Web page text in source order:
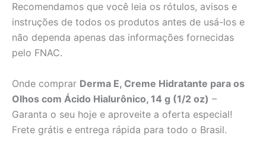
Recomendamos que você leia os rótulos, avisos e
instruções de todos os produtos antes de usá-los e
não dependa apenas das informações fornecidas
pelo FNAC.
Onde comprar Derma E, Creme Hidratante para os
Olhos com Ácido Hialurônico, 14 g (1/2 oz) –
Garanta o seu hoje e aproveite a oferta especial!
Frete grátis e entrega rápida para todo o Brasil.